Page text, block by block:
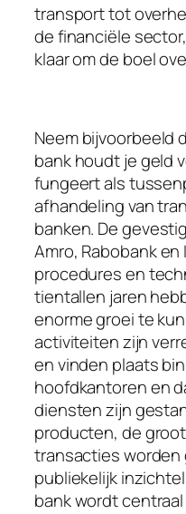
transport tot
de financiële
klaar om de boel
Neem bijvoorbeeld
bank houdt je geld
fungeert als
afhandeling van
banken. De
Amro, Rabobank
procedures en
tientallen jaren
enorme groei te
activiteiten zijn
en vinden plaats
hoofdkantoren en
diensten zijn
producten, de
transacties
publiekelijk
bank wordt